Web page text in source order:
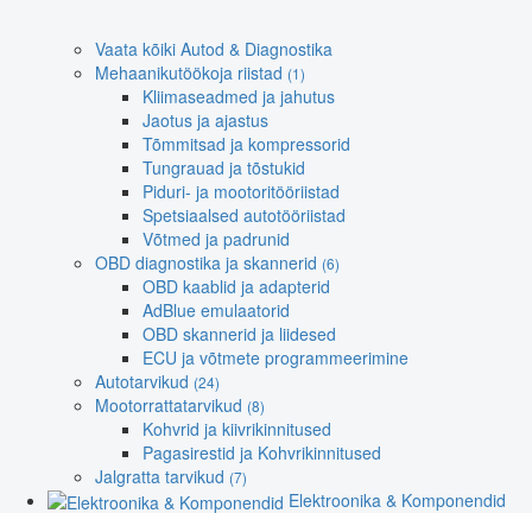
Vaata kõiki Autod & Diagnostika
Mehaanikutöökoja riistad (1)
Kliimaseadmed ja jahutus
Jaotus ja ajastus
Tõmmitsad ja kompressorid
Tungrauad ja tõstukid
Piduri- ja mootoritööriistad
Spetsiaalsed autotööriistad
Võtmed ja padrunid
OBD diagnostika ja skannerid (6)
OBD kaablid ja adapterid
AdBlue emulaatorid
OBD skannerid ja liidesed
ECU ja võtmete programmeerimine
Autotarvikud (24)
Mootorrattatarvikud (8)
Kohvrid ja kiivrikinnitused
Pagasirestid ja Kohvrikinnitused
Jalgratta tarvikud (7)
Elektroonika & Komponendid